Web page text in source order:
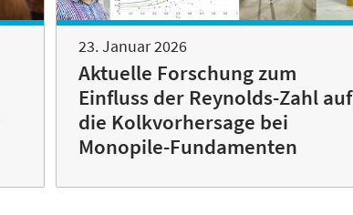
23. Januar 2026
Aktuelle Forschung zum
Einfluss der Reynolds-Zahl auf
die Kolkvorhersage bei
Monopile-Fundamenten